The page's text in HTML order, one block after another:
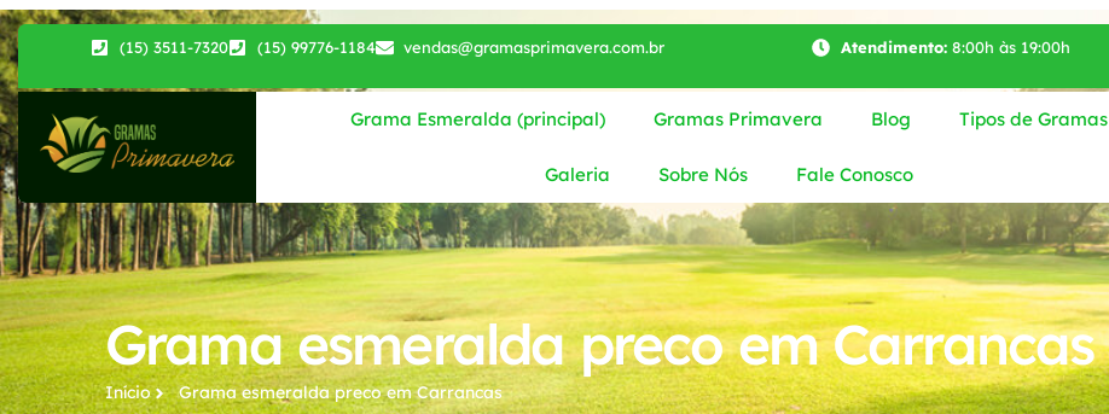
(15) 3511-7320 (15) 99776-1184 vendas@gramasprimavera.com.br Atendimento:8:00h às 19:00h
Grama Esmeralda (principal) Gramas Primavera Blog Tipos de Gramas
Galeria Sobre Nós Fale Conosco
Grama esmeralda preco em Carrancas
Início Grama esmeralda preco​ em Carrancas